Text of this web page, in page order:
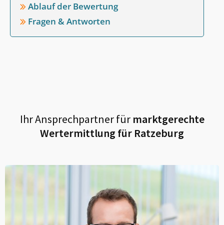
Ablauf der Bewertung
Fragen & Antworten
Ihr Ansprechpartner fürmarktgerechte
Wertermittlung für Ratzeburg